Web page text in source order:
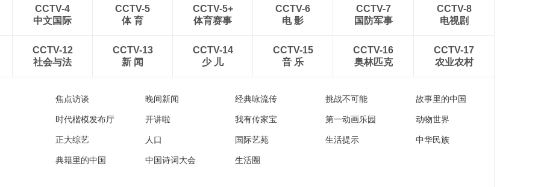
CCTV-4
中文国际
CCTV-5
体 育
CCTV-5+
体育赛事
CCTV-6
电 影
CCTV-7
国防军事
CCTV-8
电视剧
CCTV-12
社会与法
CCTV-13
新 闻
CCTV-14
少 儿
CCTV-15
音 乐
CCTV-16
奥林匹克
CCTV-17
农业农村
焦点访谈 晚间新闻 经典咏流传 挑战不可能 故事里的中国
时代楷模发布厅 开讲啦 我有传家宝 第一动画乐园 动物世界
正大综艺 人口 国际艺苑 生活提示 中华民族
典籍里的中国 中国诗词大会 生活圈